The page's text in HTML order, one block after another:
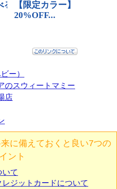
ー）
のスウィートマミー
店
に備えておくと良い7つの
ント
いて
ジットカードについて